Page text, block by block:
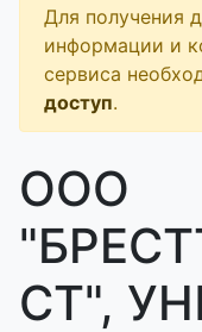
Для получения
информации и
сервиса
доступ.
ООО
СТ",